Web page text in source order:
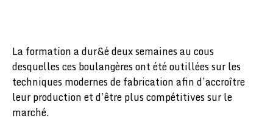
La formation a dur&é deux semaines au cous
desquelles ces boulangères ont été outillées sur les
techniques modernes de fabrication afin d’accroître
leur production et d’être plus compétitives sur le
marché.